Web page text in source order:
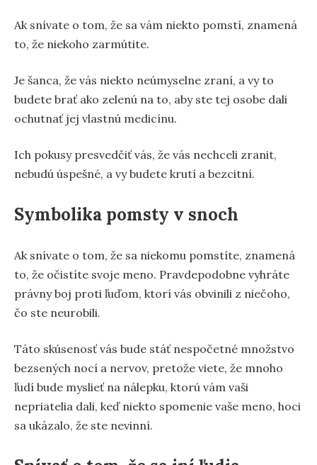
Ak snívate o tom, že sa vám niekto pomstí, znamená
to, že niekoho zarmútite.
Je šanca, že vás niekto neúmyselne zraní, a vy to
budete brať ako zelenú na to, aby ste tej osobe dali
ochutnať jej vlastnú medicínu.
Ich pokusy presvedčiť vás, že vás nechceli zranit,
nebudú úspešné, a vy budete krutí a bezcitní.
Symbolika pomsty v snoch
Ak snívate o tom, že sa niekomu pomstíte, znamená
to, že očistíte svoje meno. Pravdepodobne vyhráte
právny boj proti ľuďom, ktorí vás obvinili z niečoho,
čo ste neurobili.
Táto skúsenosť vás bude stáť nespočetné množstvo
bezsených nocí a nervov, pretože viete, že mnoho
ľudí bude myslieť na nálepku, ktorú vám vaši
nepriatelia dali, keď niekto spomenie vaše meno, hoci
sa ukázalo, že ste nevinní.